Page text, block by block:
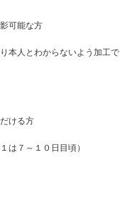
可能な方
本人とわからないよう加工で
ける方
は７～１０日目頃）